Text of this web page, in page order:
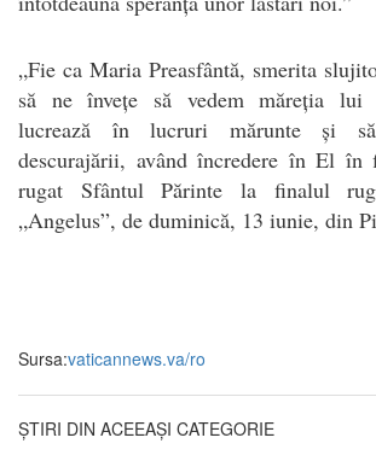
„Fie ca Maria Preasfântă, smerita
să ne învețe să vedem măreția lui
lucrează în lucruri mărunte și
descurajării, având încredere în El în
rugat Sfântul Părinte la finalul
„Angelus”, de duminică, 13 iunie, din
Sursa:vaticannews.va/ro
ȘTIRI DIN ACEEAȘI CATEGORIE